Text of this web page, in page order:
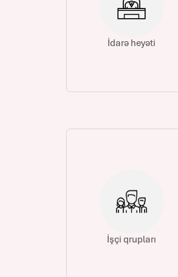
İdarə heyəti
İşçi qrupları